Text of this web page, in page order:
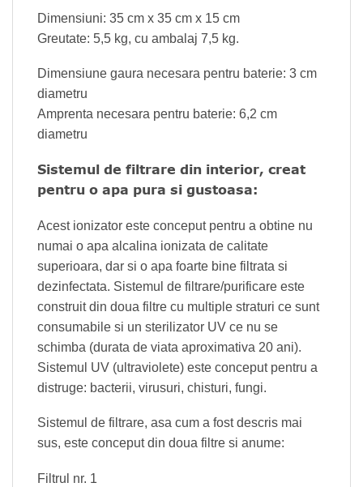
Dimensiuni: 35 cm x 35 cm x 15 cm
Greutate: 5,5 kg, cu ambalaj 7,5 kg.
Dimensiune gaura necesara pentru baterie: 3 cm
diametru
Amprenta necesara pentru baterie: 6,2 cm
diametru
Sistemul de filtrare din interior, creat
pentru o apa pura si gustoasa:
Acest ionizator este conceput pentru a obtine nu
numai o apa alcalina ionizata de calitate
superioara, dar si o apa foarte bine filtrata si
dezinfectata. Sistemul de filtrare/purificare este
construit din doua filtre cu multiple straturi ce sunt
consumabile si un sterilizator UV ce nu se
schimba (durata de viata aproximativa 20 ani).
Sistemul UV (ultraviolete) este conceput pentru a
distruge: bacterii, virusuri, chisturi, fungi.
Sistemul de filtrare, asa cum a fost descris mai
sus, este conceput din doua filtre si anume:
Filtrul nr. 1